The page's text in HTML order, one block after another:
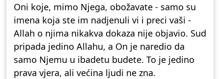
Oni koje, mimo Njega, obožavate - samo su
imena koja ste im nadjenuli vi i preci vaši -
Allah o njima nikakva dokaza nije objavio. Sud
pripada jedino Allahu, a On je naredio da
samo Njemu u ibadetu budete. To je jedino
prava vjera, ali većina ljudi ne zna.